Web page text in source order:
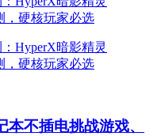
不插电挑战游戏、